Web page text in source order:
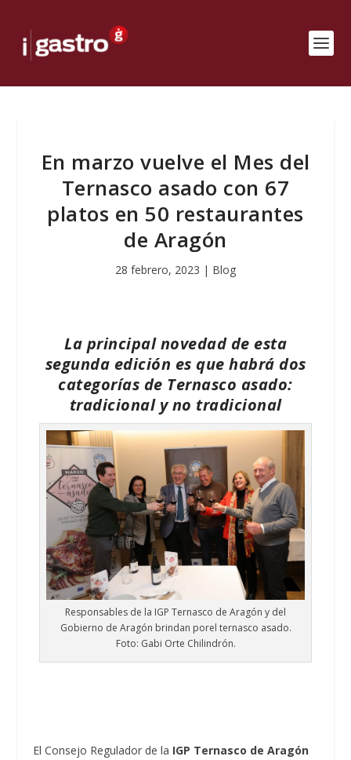
En marzo vuelve el Mes del
Ternasco asado con 67
platos en 50 restaurantes
de Aragón
28 febrero, 2023 | Blog
La principal novedad de esta
segunda edición es que habrá dos
categorías de Ternasco asado:
tradicional y no tradicional
Responsables de la IGP Ternasco de Aragón y del
Gobierno de Aragón brindan porel ternasco asado.
Foto: Gabi Orte Chilindrón.
El Consejo Regulador de la IGP Ternasco de Aragón